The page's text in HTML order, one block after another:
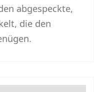
abgespeckte,
die den